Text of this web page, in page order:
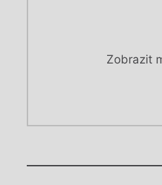
Zobrazit